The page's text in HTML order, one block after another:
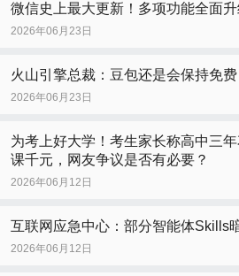
微信史上最大更新！多项功能全面
2026年06月23日
火山引擎总裁：豆包还是会保持免费
2026年06月23日
为考上好大学！考生家长称高中三
课千元，网友争议是否有必要？
2026年06月12日
互联网应急中心：部分智能体Skills
2026年06月12日